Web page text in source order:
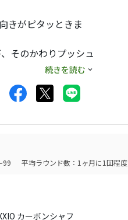
きがピタッときま
そのかわりプッシュ
。ビッグキャリーで
トフェースで上級者
続きを読む
99
平均ラウンド数：1ヶ月に1回程度
カーボンシャフ